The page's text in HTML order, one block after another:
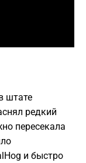
штате
редкий
пересекала
и быстро